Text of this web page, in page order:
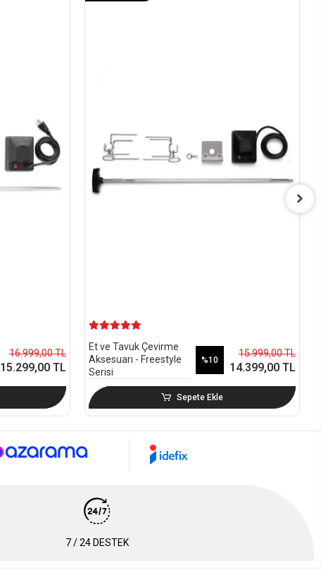
16.999,00 TL
15.299,00 TL
Et ve Tavuk Çevirme
Aksesuarı - Freestyle
Serisi
%10
15.999,00 TL
14.399,00 TL
Sepete Ekle
7 / 24 DESTEK